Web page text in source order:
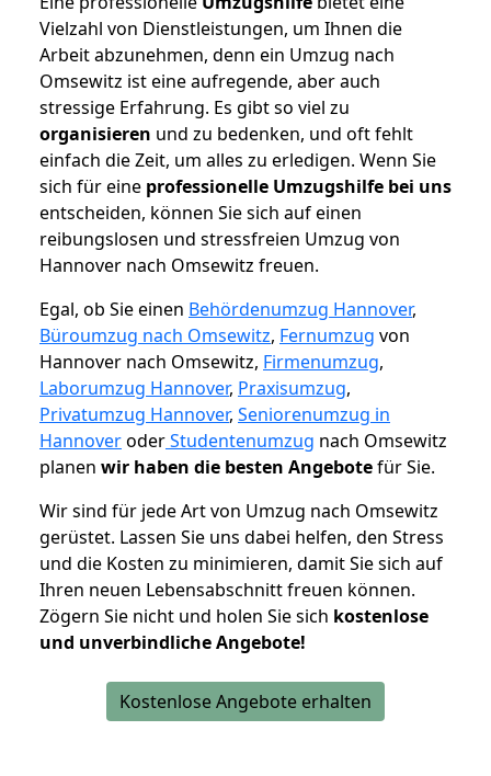
Vielzahl von Dienstleistungen, um Ihnen die
Arbeit abzunehmen, denn ein Umzug nach
Omsewitz ist eine aufregende, aber auch
stressige Erfahrung. Es gibt so viel zu
organisieren und zu bedenken, und oft fehlt
einfach die Zeit, um alles zu erledigen. Wenn Sie
sich für eine professionelle Umzugshilfe bei uns
entscheiden, können Sie sich auf einen
reibungslosen und stressfreien Umzug von
Hannover nach Omsewitz freuen.
Egal, ob Sie einen Behördenumzug Hannover,
Büroumzug nach Omsewitz, Fernumzug von
Hannover nach Omsewitz, Firmenumzug,
Laborumzug Hannover, Praxisumzug,
Privatumzug Hannover, Seniorenumzug in
HannoveroderStudentenumzug nach Omsewitz
planen wir haben die besten Angebotefür Sie.
Wir sind für jede Art von Umzug nach Omsewitz
gerüstet. Lassen Sie uns dabei helfen, den Stress
und die Kosten zu minimieren, damit Sie sich auf
Ihren neuen Lebensabschnitt freuen können.
Zögern Sie nicht und holen Sie sich kostenlose
und unverbindliche Angebote!
Kostenlose Angebote erhalten